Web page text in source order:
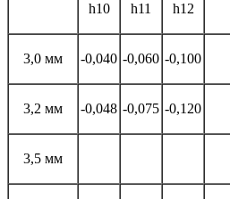
h10 h11 h12
3,0 мм -0,040 -0,060 -0,100
3,2 мм -0,048 -0,075 -0,120
3,5 мм